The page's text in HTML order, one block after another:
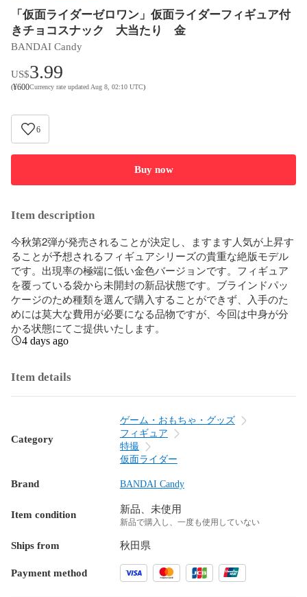
「仮面ライダーゼロワン」仮面ライダーフィギュア付
きチョコスナック 大当たり 金
BANDAI Candy
US$3.99
(¥600Currency rate updated Aug 8, 02:10 UTC)
6
Buy now
Item description
今秋第2弾が発売されることが決定し、ますます人気が上昇す
ることが予想されるフィギュアシリーズの貴重な絶版モデル
です。出現率の極端に低い金色バージョンです。フィギュア
を覆っている袋から未開封の新品状態です。ブラインドパッ
ケージのため種類を選んで購入することができず、入手のた
めには莫大な費用が必要になる品物ですが、今回は中身が分
かる状態にてご提供いたします。
4 days ago
Item details
Category
ゲーム・おもちゃ・グッズ
フィギュア
特撮
仮面ライダー
Brand BANDAI Candy
Item condition 新品、未使用
新品で購入し、一度も使用していない
Ships from 秋田県
Payment method